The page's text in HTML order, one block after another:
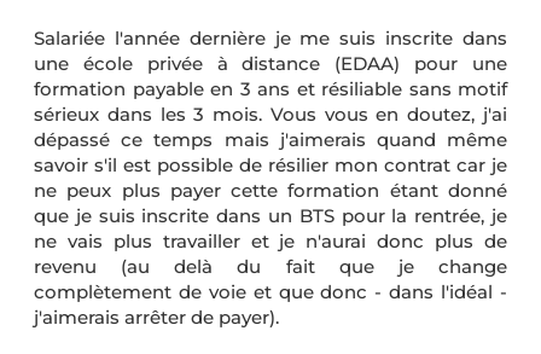
Salariée l'année dernière je me suis inscrite dans
une école privée à distance (EDAA) pour une
formation payable en 3 ans et résiliable sans motif
sérieux dans les 3 mois. Vous vous en doutez, j'ai
dépassé ce temps mais j'aimerais quand même
savoir s'il est possible de résilier mon contrat car je
ne peux plus payer cette formation étant donné
que je suis inscrite dans un BTS pour la rentrée, je
ne vais plus travailler et je n'aurai donc plus de
revenu (au delà du fait que je change
complètement de voie et que donc - dans l'idéal -
j'aimerais arrêter de payer).